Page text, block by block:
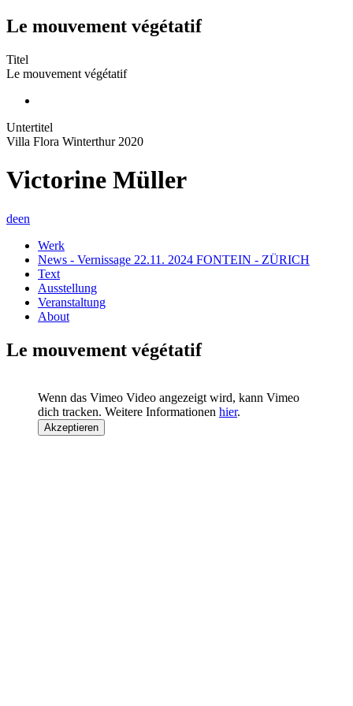
Le mouvement végétatif
Titel
Le mouvement végétatif
Untertitel
Villa Flora Winterthur 2020
Victorine Müller
deen
Werk
News - Vernissage 22.11. 2024 FONTEIN - ZÜRICH
Text
Ausstellung
Veranstaltung
About
Le mouvement végétatif
Wenn das Vimeo Video angezeigt wird, kann Vimeo
dich tracken. Weitere Informationen hier.
Akzeptieren